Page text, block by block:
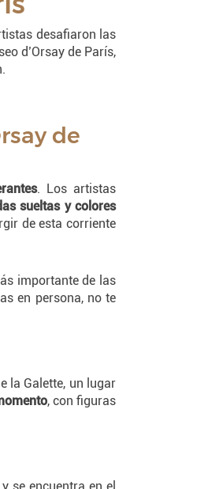
desafiaron las
d’Orsay de París,
de
. Los artistas
sueltas y colores
de esta corriente
importante de las
en persona, no te
la Galette, un lugar
, con figuras